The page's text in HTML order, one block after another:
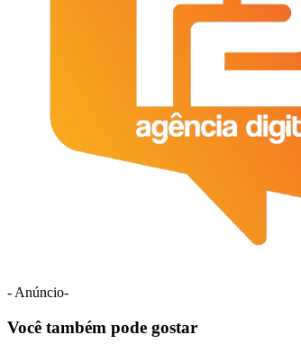
- Anúncio-
Você também pode gostar